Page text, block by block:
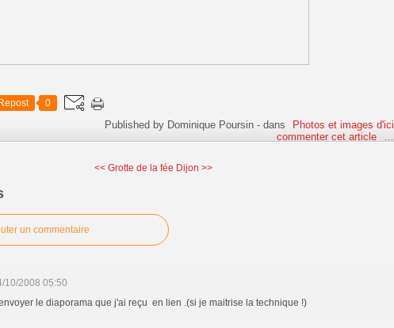
Repost 0
Published by Dominique Poursin -dans
Photos et images d'ici
commenter cet article
…
<< Grotte de la fée Dijon >>
un commentaire
10/2008 05:50
le diaporama que j'ai reçu en lien .(si je maitrise la technique !)